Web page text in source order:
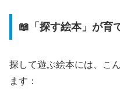
📖「探す絵本」が育
探して遊ぶ絵本には、こ
ます：